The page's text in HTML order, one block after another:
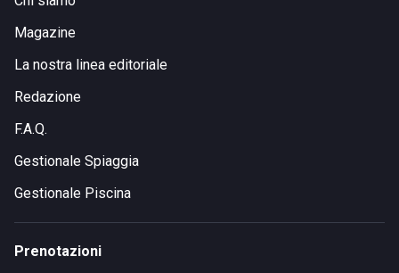
Magazine
La nostra linea editoriale
Redazione
F.A.Q.
Gestionale Spiaggia
Gestionale Piscina
Prenotazioni